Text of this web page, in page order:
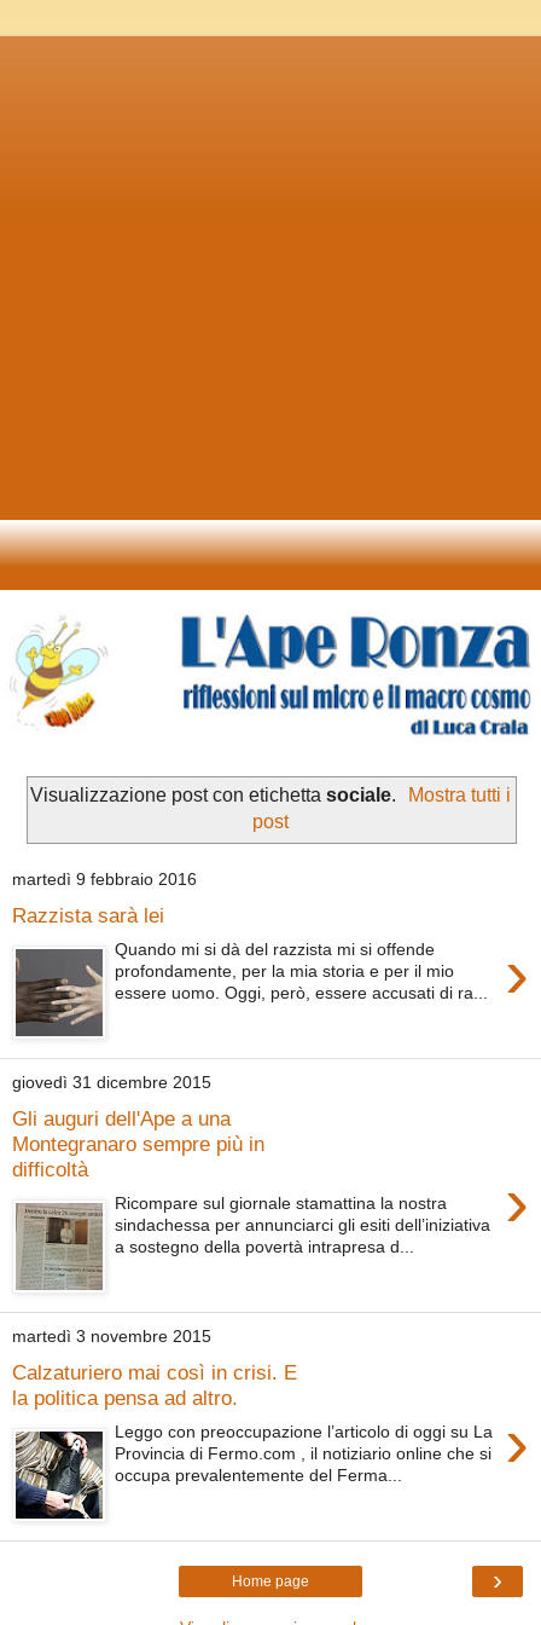
Visualizzazione post con etichetta sociale.
Mostra tutti i
post
martedì 9 febbraio 2016
Razzista sarà lei
›
Quando mi si dà del razzista mi si offende
profondamente, per la mia storia e per il mio
essere uomo. Oggi, però, essere accusati di ra...
giovedì 31 dicembre 2015
Gli auguri dell'Ape a una
Montegranaro sempre più in
difficoltà
›
Ricompare sul giornale stamattina la nostra
sindachessa per annunciarci gli esiti dell’iniziativa
a sostegno della povertà intrapresa d...
martedì 3 novembre 2015
Calzaturiero mai così in crisi. E
la politica pensa ad altro.
›
Leggo con preoccupazione l’articolo di oggi su La
Provincia di Fermo.com , il notiziario online che si
occupa prevalentemente del Ferma...
›
Home page